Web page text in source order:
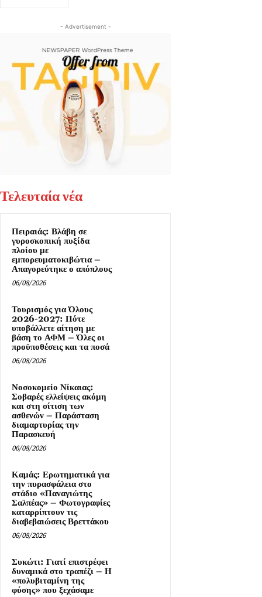
- Advertisement -
Τελευταία νέα
Πειραιάς: Βλάβη σε
γυροσκοπική πυξίδα
πλοίου με
εμπορευματοκιβώτια –
Απαγορεύτηκε ο απόπλους
06/08/2026
Τουρισμός για Όλους
2026-2027: Πότε
υποβάλλετε αίτηση με
βάση το ΑΦΜ – Όλες οι
προϋποθέσεις και τα ποσά
06/08/2026
Νοσοκομείο Νίκαιας:
Σοβαρές ελλείψεις ακόμη
και στη σίτιση των
ασθενών – Παράσταση
διαμαρτυρίας την
Παρασκευή
06/08/2026
Καμάς: Ερωτηματικά για
την πυρασφάλεια στο
στάδιο «Παναγιώτης
Σαλπέας» – Φωτογραφίες
καταρρίπτουν τις
διαβεβαιώσεις Βρεττάκου
06/08/2026
Συκώτι: Γιατί επιστρέφει
δυναμικά στο τραπέζι – Η
«πολυβιταμίνη της
φύσης» που ξεχάσαμε